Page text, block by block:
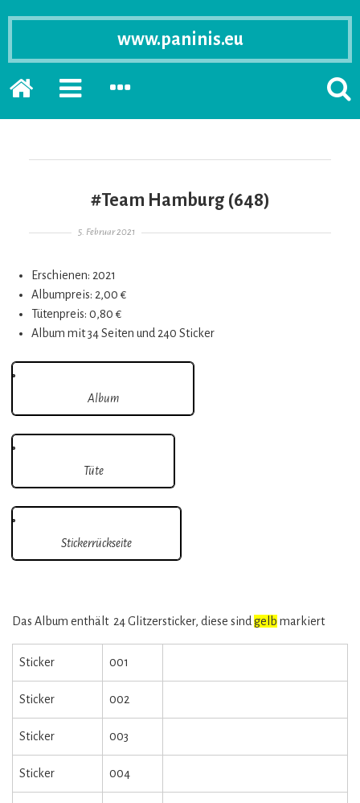
www.paninis.eu
Startseite
PRIMÄRE
ERWEITERN
SEKUNDÄRE
ERWEITERN
#Team Hamburg (648)
Gepostet am
5. Februar 2021
Erschienen: 2021
Albumpreis: 2,00 €
Tütenpreis: 0,80 €
Album mit 34 Seiten und 240 Sticker
Album
Tüte
Stickerrückseite
Das Album enthält 24 Glitzersticker, diese sind gelb markiert
Sticker 001
Sticker 002
Sticker 003
Sticker 004